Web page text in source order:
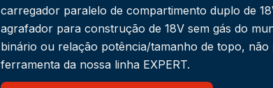
carregador paralelo de compartimento duplo de
agrafador para construção de 18V sem gás do
binário ou relação potência/tamanho de topo,
ferramenta da nossa linha EXPERT.